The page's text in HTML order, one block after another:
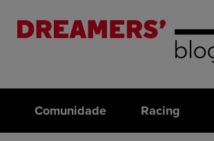
Comunidade Racing